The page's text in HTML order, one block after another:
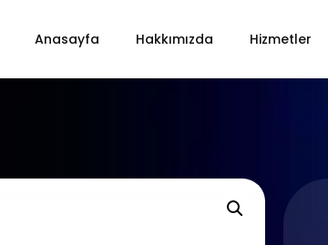
Anasayfa Hakkımızda Hizmetler